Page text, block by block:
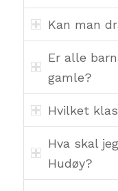
Kan man
Er alle
gamle?
Hvilket
Hva skal
Hudøy?